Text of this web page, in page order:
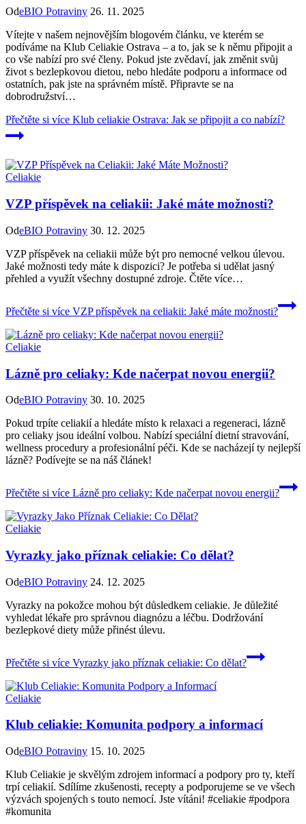
OdeBIO Potraviny 26. 11. 2025
Vítejte v našem nejnovějším blogovém článku, ve kterém se
podíváme na Klub Celiakie Ostrava – a to, jak se k němu připojit a
co vše nabízí pro své členy. Pokud jste zvědaví, jak změnit svůj
život s bezlepkovou dietou, nebo hledáte podporu a informace od
ostatních, pak jste na správném místě. Připravte se na
dobrodružství…
Přečtěte si více Klub celiakie Ostrava: Jak se připojit a co nabízí?
Celiakie
VZP příspěvek na celiakii: Jaké máte možnosti?
OdeBIO Potraviny 30. 12. 2025
VZP příspěvek na celiakii může být pro nemocné velkou úlevou.
Jaké možnosti tedy máte k dispozici? Je potřeba si udělat jasný
přehled a využít všechny dostupné zdroje. Čtěte více…
Přečtěte si více VZP příspěvek na celiakii: Jaké máte možnosti?
Celiakie
Lázně pro celiaky: Kde načerpat novou energii?
OdeBIO Potraviny 30. 10. 2025
Pokud trpíte celiakií a hledáte místo k relaxaci a regeneraci, lázně
pro celiaky jsou ideální volbou. Nabízí speciální dietní stravování,
wellness procedury a profesionální péči. Kde se nacházejí ty nejlepší
lázně? Podívejte se na náš článek!
Přečtěte si více Lázně pro celiaky: Kde načerpat novou energii?
Celiakie
Vyrazky jako příznak celiakie: Co dělat?
OdeBIO Potraviny 24. 12. 2025
Vyrazky na pokožce mohou být důsledkem celiakie. Je důležité
vyhledat lékaře pro správnou diagnózu a léčbu. Dodržování
bezlepkové diety může přinést úlevu.
Přečtěte si více Vyrazky jako příznak celiakie: Co dělat?
Celiakie
Klub celiakie: Komunita podpory a informací
OdeBIO Potraviny 15. 10. 2025
Klub Celiakie je skvělým zdrojem informací a podpory pro ty, kteří
trpí celiakií. Sdílíme zkušenosti, recepty a podporujeme se ve všech
výzvách spojených s touto nemocí. Jste vítáni! #celiakie #podpora
#komunita